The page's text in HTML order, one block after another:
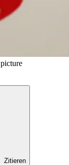
Zitieren